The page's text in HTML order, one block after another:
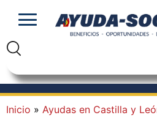
Inicio » Ayudas en Castilla y